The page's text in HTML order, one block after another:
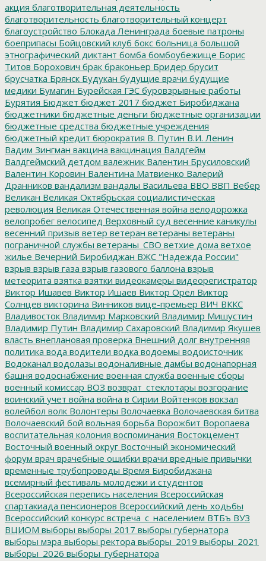
акция благотворительная деятельность
благотворительность благотворительный концерт
благоустройство Блокада Ленинграда боевые патроны
боеприпасы Бойцовский клуб бокс больница большой
этнографический диктант бомба бомбоубежище Борис
Титов Борохович брак браконьер Бридер брусит
брусчатка Брянск Будукан будущие врачи будущие
медики Бумагин Бурейская ГЭС буровзрывные работы
Бурятия Бюджет бюджет 2017 бюджет Биробиджана
бюджетники бюджетные деньги бюджетные организации
бюджетные средства бюджетные учреждения
бюджетный кредит бюрократия В. Путин В.И. Ленин
Вадим Зингман вакцина вакцинация Валдгейм
Валдгеймский детдом валежник Валентин Брусиловский
Валентин Коровин Валентина Матвиенко Валерий
Дранников вандализм вандалы Васильева ВВО ВВП Вебер
Великан Великая Октябрьская социалистическая
революция Великая Отечественная война велодорожка
велопробег велосипед Верховный суд весенние каникулы
весенний призыв ветер ветеран ветераны ветераны
пограничной службы ветераны_СВО ветхие дома ветхое
жилье Вечерний Биробиджан ВЖС "Надежда России"
взрыв взрыв газа взрыв газового баллона взрыв
метеорита взятка взятки видеокамеры видеорегистратор
Виктор Ишавев Виктор Ишаев Виктор Орёл Виктор
Солнцев викторина Винников вице-премьер ВИЧ ВККС
Владивосток Владимир Марковский Владимир Мишустин
Владимир Путин Владимир Сахаровский Владимир Якушев
власть внеплановая проверка Внешний долг внутренняя
политика вода водители водка водоемы водоисточник
Водоканал водолазы водоналивные дамбы водонапорная
башня водоснабжение военная служба военные сборы
военный комиссар ВОЗ возврат_стеклотары возгорание
воинский учет война война в Сирии Войтенков вокзал
волейбол волк Волонтеры Волочаевка Волочаевская битва
Волочаевский бой вольная борьба Ворожбит Воропаева
воспитательная колония воспоминания Востокцемент
Восточный военный округ Восточный экономический
форум врач врачебные ошибки врачи вредные привычки
временные трубопроводы Время Биробиджана
всемирный фестиваль молодежи и студентов
Всероссийская перепись населения Всероссийская
спартакиада пенсионеров Всероссийский день ходьбы
Всероссийский конкурс встреча_с_населением ВТБъ ВУЗ
ВЦИОМ выборы выборы 2017 выборы губернатора
выборы мэра выборы ректора выборы_2019 выборы_2021
выборы_2026 выборы_губернатора